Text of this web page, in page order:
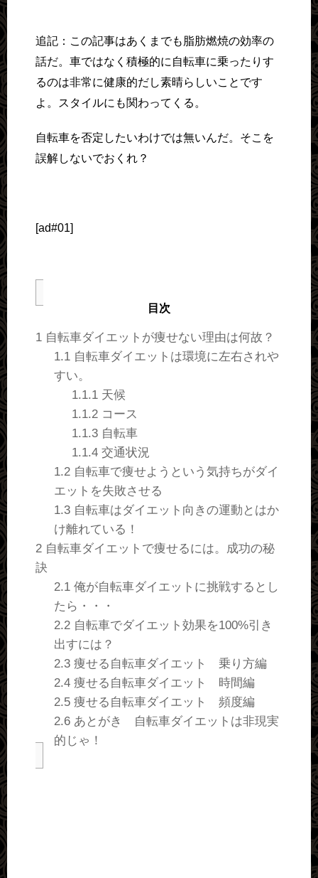
追記：この記事はあくまでも脂肪燃焼の効率の
話だ。車ではなく積極的に自転車に乗ったりす
るのは非常に健康的だし素晴らしいことです
よ。スタイルにも関わってくる。
自転車を否定したいわけでは無いんだ。そこを
誤解しないでおくれ？
[ad#01]
目次
1 自転車ダイエットが痩せない理由は何故？
1.1自転車ダイエットは環境に左右されや
すい。
1.1.1 天候
1.1.2 コース
1.1.3 自転車
1.1.4 交通状況
1.2自転車で痩せようという気持ちがダイ
エットを失敗させる
1.3自転車はダイエット向きの運動とはか
け離れている！
2 自転車ダイエットで痩せるには。成功の秘
訣
2.1俺が自転車ダイエットに挑戦するとし
たら・・・
2.2自転車でダイエット効果を100%引き
出すには？
2.3痩せる自転車ダイエット 乗り方編
2.4痩せる自転車ダイエット 時間編
2.5痩せる自転車ダイエット 頻度編
2.6あとがき 自転車ダイエットは非現実
的じゃ！